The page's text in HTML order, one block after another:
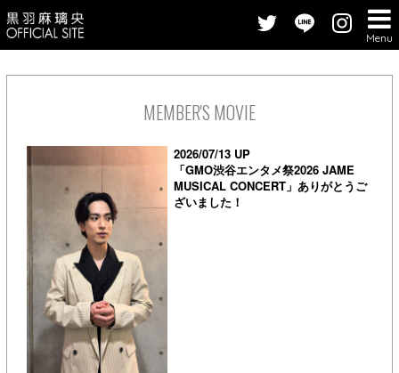
Menu
MEMBER'S MOVIE
2026/07/13 UP
「GMO渋谷エンタメ祭2026 JAME
MUSICAL CONCERT」ありがとうご
ざいました！